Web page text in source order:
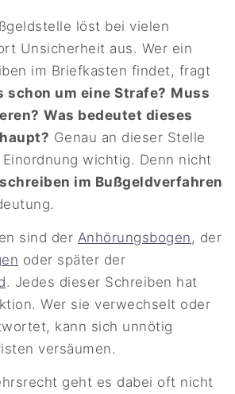
löst bei vielen
Unsicherheit aus. Wer ein
im Briefkasten findet, fragt
schon um eine Strafe? Muss
Was bedeutet dieses
Genau an dieser Stelle
wichtig. Denn nicht
im Bußgeldverfahren
sind der Anhörungsbogen, der
oder später der
. Jedes dieser Schreiben hat
Wer sie verwechselt oder
kann sich unnötig
versäumen.
geht es dabei oft nicht